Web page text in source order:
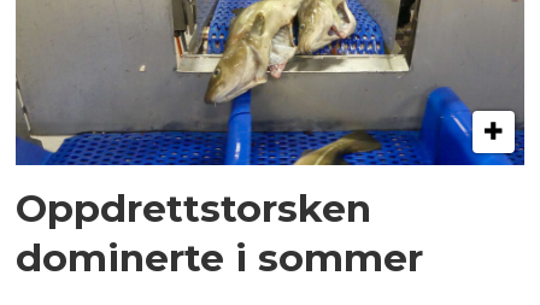
Oppdrettstorsken
dominerte i sommer